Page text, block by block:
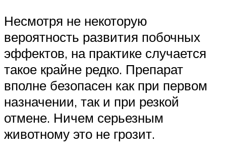
Несмотря не некоторую
вероятность развития побочных
эффектов, на практике случается
такое крайне редко. Препарат
вполне безопасен как при первом
назначении, так и при резкой
отмене. Ничем серьезным
животному это не грозит.